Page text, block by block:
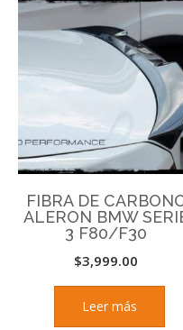
FIBRA DE
ALERON BMW
3 F80/F30
$3,999.00
Leer más